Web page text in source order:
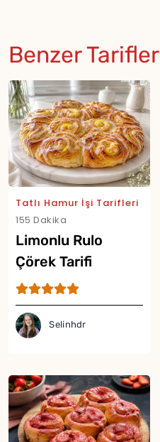
Benzer Tarifler
Tatlı Hamur İşi Tarifleri
155 Dakika
Limonlu Rulo
Çörek Tarifi
Selinhdr